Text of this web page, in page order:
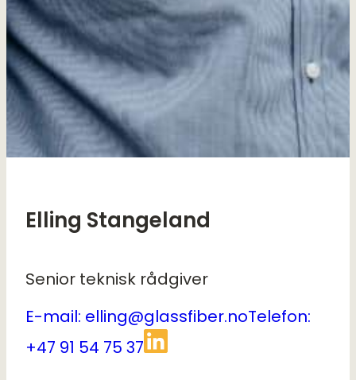
Elling Stangeland
Senior teknisk rådgiver
E-mail: elling@glassfiber.noTelefon:
+47 91 54 75 37